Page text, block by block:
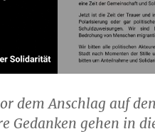
dem Anschlag auf
Gedanken gehen in